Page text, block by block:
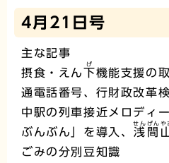
4月21日号
主な記事
摂食・えん 下
げ
機能支援の
通電話番号、行財政改革
中駅の列車接近メロディ
ぶんぶん」を導入、 浅間
せんげんや
ごみの分別豆知識